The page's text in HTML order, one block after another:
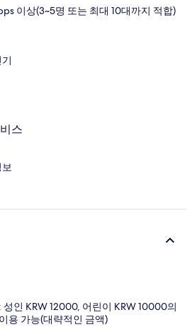
이상(3~5명 또는 최대 10대까지 적합)
스
성인 KRW 12000, 어린이 KRW 10000의
용 가능(대략적인 금액)